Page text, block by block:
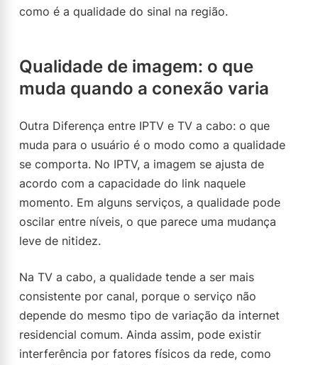
como é a qualidade do sinal na região.
Qualidade de imagem: o que
muda quando a conexão varia
Outra Diferença entre IPTV e TV a cabo: o que
muda para o usuário é o modo como a qualidade
se comporta. No IPTV, a imagem se ajusta de
acordo com a capacidade do link naquele
momento. Em alguns serviços, a qualidade pode
oscilar entre níveis, o que parece uma mudança
leve de nitidez.
Na TV a cabo, a qualidade tende a ser mais
consistente por canal, porque o serviço não
depende do mesmo tipo de variação da internet
residencial comum. Ainda assim, pode existir
interferência por fatores físicos da rede, como